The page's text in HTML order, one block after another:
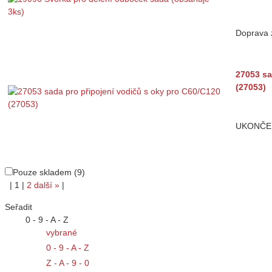
Doprava
27053
(27053)
Pouze skladem (9)
| 1 | 2 další » |
Seřadit
0 - 9 - A - Z
vybrané
0 - 9 - A - Z
Z - A - 9 - 0